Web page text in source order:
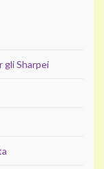
gli Sharpei